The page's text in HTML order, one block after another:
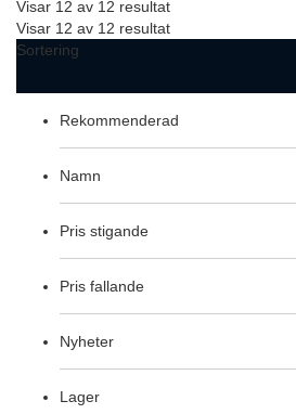
Visar 12 av 12 resultat
Visar 12 av 12 resultat
Sortering
Rekommenderad
Namn
Pris stigande
Pris fallande
Nyheter
Lager